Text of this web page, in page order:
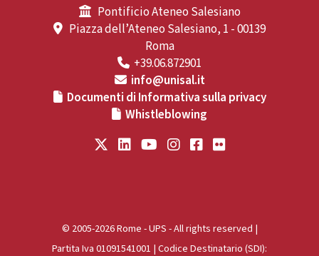
Pontificio Ateneo Salesiano
Piazza dell’Ateneo Salesiano, 1 - 00139
Roma
+39.06.872901
info@unisal.it
Documenti di Informativa sulla privacy
Whistleblowing
© 2005-2026 Rome - UPS - All rights reserved |
Partita Iva 01091541001 | Codice Destinatario (SDI):